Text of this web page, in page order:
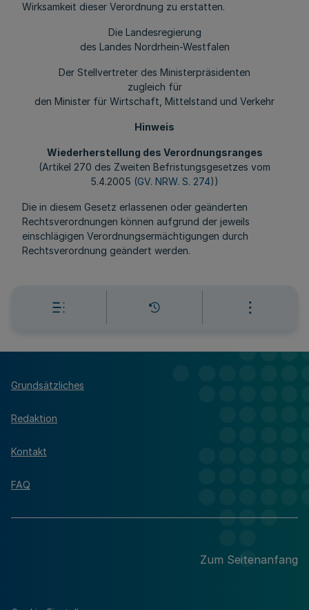
Wirksamkeit dieser Verordnung zu erstatten.
Die Landesregierung
des Landes Nordrhein-Westfalen
Der Stellvertreter des Ministerpräsidenten
zugleich für
den Minister für Wirtschaft, Mittelstand und Verkehr
Hinweis
Wiederherstellung des Verordnungsranges
(Artikel 270 des Zweiten Befristungsgesetzes vom
5.4.2005 (GV. NRW. S. 274))
Die in diesem Gesetz erlassenen oder geänderten
Rechtsverordnungen können aufgrund der jeweils
einschlägigen Verordnungsermächtigungen durch
Rechtsverordnung geändert werden.
Grundsätzliches
Redaktion
Kontakt
FAQ
Zum Seitenanfang